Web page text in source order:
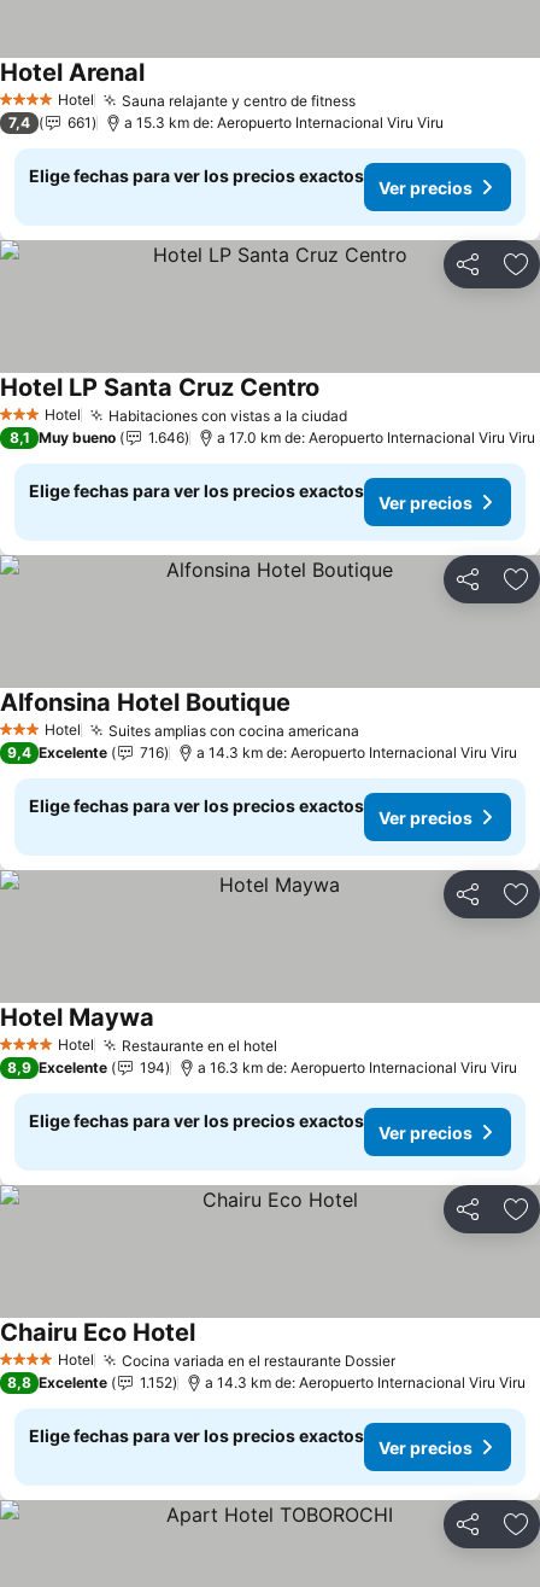
4 EstrellasHotel Sauna relajante y centro de fitness
Hotel Arenal
7,4 661 a 15.3 km de: Aeropuerto Internacional Viru Viru
Elige fechas para ver los precios exactos
Ver precios
Compartir
3 Estrellas
Hotel Habitaciones con vistas a la ciudad
Hotel LP Santa Cruz Centro
8,1 Muy bueno 1.646 a 17.0 km de: Aeropuerto Internacional Viru Viru
Elige fechas para ver los precios exactos
Ver precios
Compartir
3 Estrellas
Hotel Suites amplias con cocina americana
Alfonsina Hotel Boutique
9,4 Excelente 716 a 14.3 km de: Aeropuerto Internacional Viru Viru
Elige fechas para ver los precios exactos
Ver precios
Compartir
4 EstrellasHotel Restaurante en el hotel
Hotel Maywa
8,9 Excelente 194 a 16.3 km de: Aeropuerto Internacional Viru Viru
Elige fechas para ver los precios exactos
Ver precios
Compartir
4 EstrellasHotel Cocina variada en el restaurante Dossier
Chairu Eco Hotel
8,8 Excelente 1.152 a 14.3 km de: Aeropuerto Internacional Viru Viru
Elige fechas para ver los precios exactos
Ver precios
Compartir